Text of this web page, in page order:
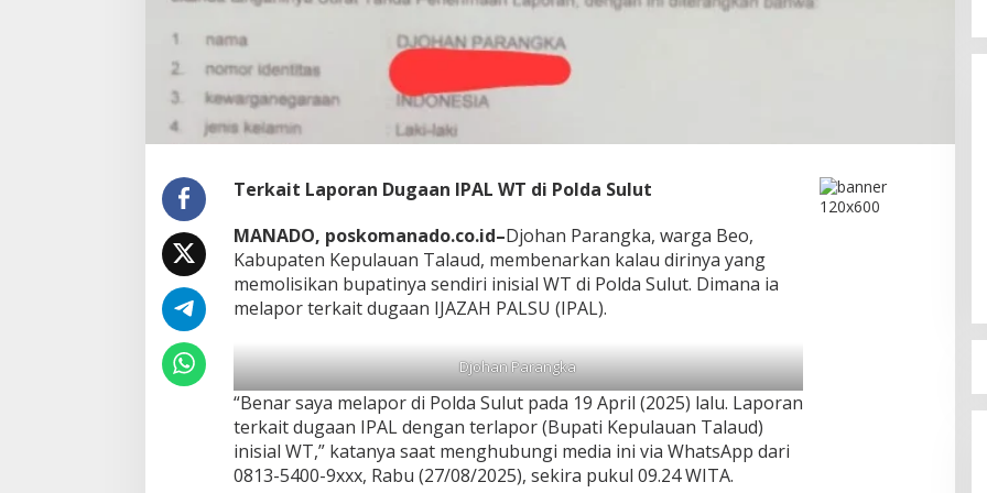
Terkait Laporan Dugaan IPAL WT di Polda Sulut
MANADO, poskomanado.co.id–Djohan Parangka, warga Beo,
Kabupaten Kepulauan Talaud, membenarkan kalau dirinya yang
memolisikan bupatinya sendiri inisial WT di Polda Sulut. Dimana ia
melapor terkait dugaan IJAZAH PALSU (IPAL).
Djohan Parangka
“Benar saya melapor di Polda Sulut pada 19 April (2025) lalu. Laporan
terkait dugaan IPAL dengan terlapor (Bupati Kepulauan Talaud)
inisial WT,” katanya saat menghubungi media ini via WhatsApp dari
0813-5400-9xxx, Rabu (27/08/2025), sekira pukul 09.24 WITA.
Kapolres Bitung jadi Pembicara di
Rakor KPU terkait Persiapan
Verifikasi Partai Politik
Di Berita, Bitung, Daerah, Politik